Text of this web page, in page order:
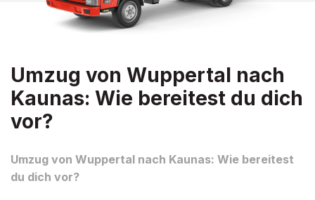
Umzug von Wuppertal nach
Kaunas: Wie bereitest du dich
vor?
Umzug von Wuppertal nach Kaunas: Wie bereitest
du dich vor?